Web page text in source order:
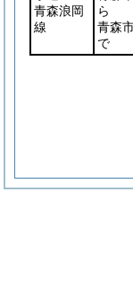
青森浪岡
線
ら
青森
で